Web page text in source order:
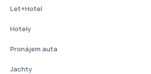
Let+Hotel
Hotely
Pronájem auta
Jachty